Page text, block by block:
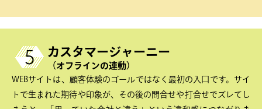
カスタマージャーニー
（オフラインの連動）
WEBサイトは、顧客体験のゴールではなく最初の入口です。サイ
トで生まれた期待や印象が、その後の問合せや打合せでズレてし